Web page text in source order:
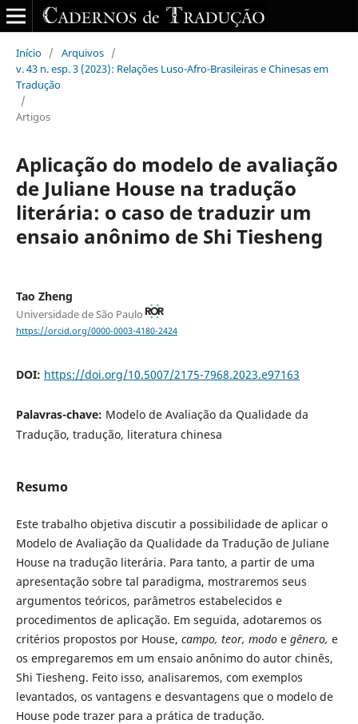
Início / Arquivos /
v. 43 n. esp. 3 (2023): Relações Luso-Afro-Brasileiras e Chinesas em
Tradução
/
Artigos
Aplicação do modelo de avaliação
de Juliane House na tradução
literária: o caso de traduzir um
ensaio anônimo de Shi Tiesheng
Tao Zheng
Universidade de São Paulo
https://orcid.org/0000-0003-4180-2424
DOI: https://doi.org/10.5007/2175-7968.2023.e97163
Palavras-chave: Modelo de Avaliação da Qualidade da
Tradução, tradução, literatura chinesa
Resumo
Este trabalho objetiva discutir a possibilidade de aplicar o
Modelo de Avaliação da Qualidade da Tradução de Juliane
House na tradução literária. Para tanto, a partir de uma
apresentação sobre tal paradigma, mostraremos seus
argumentos teóricos, parâmetros estabelecidos e
procedimentos de aplicação. Em seguida, adotaremos os
critérios propostos por House, campo, teor, modoe gênero, e
os empregaremos em um ensaio anônimo do autor chinês,
Shi Tiesheng. Feito isso, analisaremos, com exemplos
levantados, os vantagens e desvantagens que o modelo de
House pode trazer para a prática de tradução.